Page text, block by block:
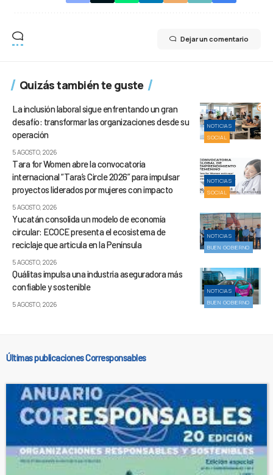
Dejar un comentario
Quizás también te guste
NOTICIAS
SOCIAL
La inclusión laboral sigue enfrentando un gran
desafío: transformar las organizaciones desde su
operación
5 AGOSTO, 2026
NOTICIAS
SOCIAL
Tara for Women abre la convocatoria
internacional “Tara’s Circle 2026” para impulsar
proyectos liderados por mujeres con impacto
5 AGOSTO, 2026
NOTICIAS
BUEN GOBIERNO
Yucatán consolida un modelo de economía
circular: ECOCE presenta el ecosistema de
reciclaje que articula en la Península
5 AGOSTO, 2026
NOTICIAS
BUEN GOBIERNO
Quálitas impulsa una industria aseguradora más
confiable y sostenible
5 AGOSTO, 2026
Últimas publicaciones Corresponsables